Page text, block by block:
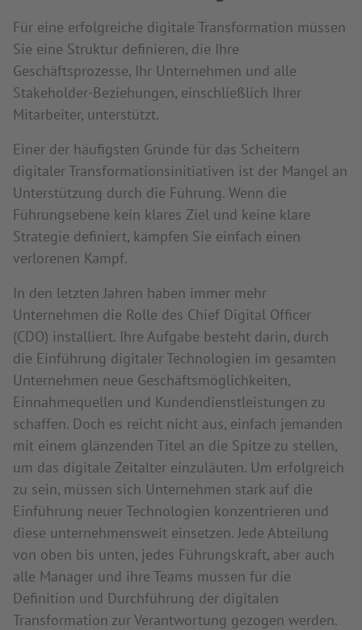
Für eine erfolgreiche digitale Transformation müssen
Sie eine Struktur definieren, die Ihre
Geschäftsprozesse, Ihr Unternehmen und alle
Stakeholder-Beziehungen, einschließlich Ihrer
Mitarbeiter, unterstützt.
Einer der häufigsten Gründe für das Scheitern
digitaler Transformationsinitiativen ist der Mangel an
Unterstützung durch die Führung. Wenn die
Führungsebene kein klares Ziel und keine klare
Strategie definiert, kämpfen Sie einfach einen
verlorenen Kampf.
In den letzten Jahren haben immer mehr
Unternehmen die Rolle des Chief Digital Officer
(CDO) installiert. Ihre Aufgabe besteht darin, durch
die Einführung digitaler Technologien im gesamten
Unternehmen neue Geschäftsmöglichkeiten,
Einnahmequellen und Kundendienstleistungen zu
schaffen. Doch es reicht nicht aus, einfach jemanden
mit einem glänzenden Titel an die Spitze zu stellen,
um das digitale Zeitalter einzuläuten. Um erfolgreich
zu sein, müssen sich Unternehmen stark auf die
Einführung neuer Technologien konzentrieren und
diese unternehmensweit einsetzen. Jede Abteilung
von oben bis unten, jedes Führungskraft, aber auch
alle Manager und ihre Teams müssen für die
Definition und Durchführung der digitalen
Transformation zur Verantwortung gezogen werden.